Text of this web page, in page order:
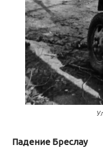
Падение Бреслау